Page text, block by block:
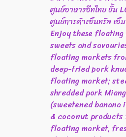
ศูนย์อาหารอีทไทย ชั้น
ศูนย์การค้าเซ็นทรัล เ
Enjoy these
sweets and
floating markets
deep-fried pork
floating market;
shredded pork
(sweetened
& coconut products
floating market,